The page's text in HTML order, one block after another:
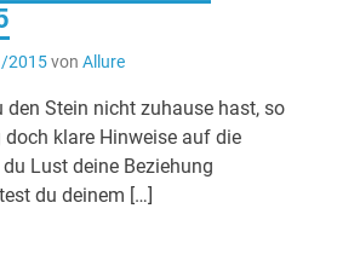
2015von Allure
den Stein nicht zuhause hast, so
klare Hinweise auf die
Lust deine Beziehung
du deinem […]